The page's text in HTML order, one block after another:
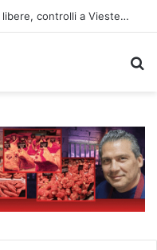
Ombrelloni lasciati sulle spiagge libere, controlli a Vieste e Peschici: liberati oltre 5mila metri quadrati